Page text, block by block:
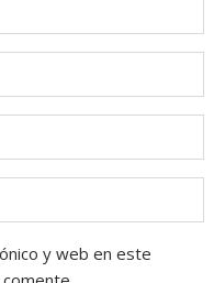
y web en este